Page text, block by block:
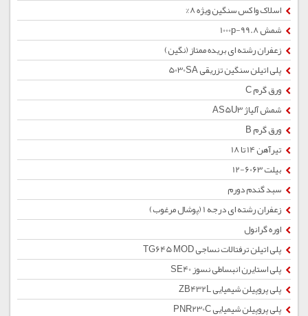
اسلاک واکس سنگین ویژه 8%
شمش 1000p-99.8
زعفران رشته ای بریده ممتاز (نگین)
پلی اتیلن سنگین تزریقی 5030SA
ورق گرم C
شمش آلیاژ AS5U3
ورق گرم B
تیرآهن 14 تا 18
بیلت 6063-12
سبد گندم دورم
زعفران رشته ای درجه 1 (پوشال مرغوب)
اوره گرانول
پلی اتیلن ترفتالات نساجی TG645 MOD
پلی استایرن انبساطی نسوز SE40
پلی پروپیلن شیمیایی ZB432L
پلی پروپیلن شیمیایی PNR230C